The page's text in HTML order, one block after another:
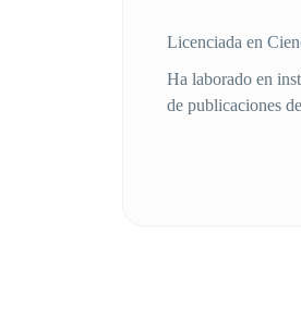
Licenciada en
Ha laborado en
de publicaciones